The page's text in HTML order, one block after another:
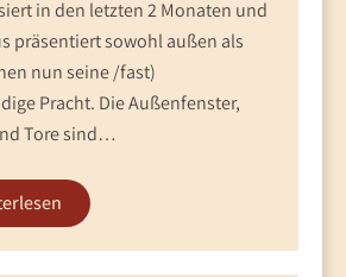
in den letzten 2 Monaten und
präsentiert sowohl außen als
nun seine /fast)
Pracht. Die Außenfenster,
Tore sind…